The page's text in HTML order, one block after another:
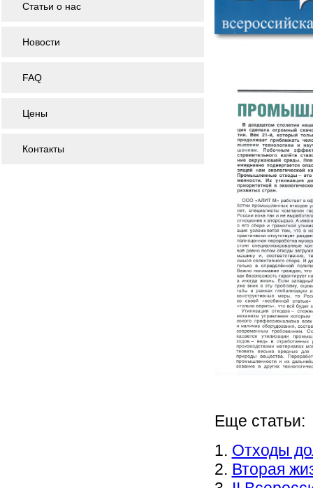
Еще статьи:
Отходы
Вторая
Статьи о нас
Новости
FAQ
Цены
Контакты